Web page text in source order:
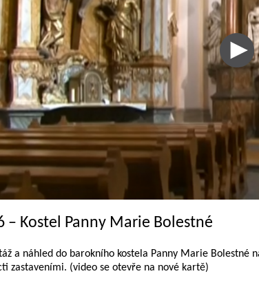
– Kostel Panny Marie Bolestné
a náhled do barokního kostela Panny Marie Bolestné
zastaveními. (video se otevře na nové kartě)